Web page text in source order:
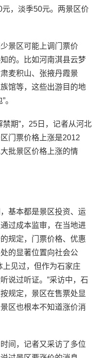
，淡季50元。两景区价
景区可能上调门票价
的。比如河南淇县云梦
麦积山、张掖丹霞景
馆等，这些出游目的地
。
期”，25日，记者从河北
门票价格上涨是2012
批景区价格上涨的情
基本都是景区投资、运
过成本监审，在当地进
规定，门票价格、优惠
的显著位置向社会公
上见过，但作为石家庄
说过听证。”采访中，石
规定，景区在售票处显
区也根本不知道涨价消
，记者又采访了多位